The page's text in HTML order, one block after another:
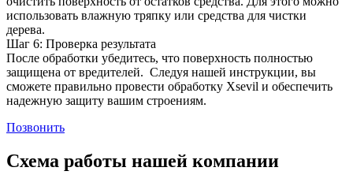
использовать влажную тряпку или средства для чистки
дерева.
Шаг 6: Проверка результата
После обработки убедитесь, что поверхность полностью
защищена от вредителей. Следуя нашей инструкции, вы
сможете правильно провести обработку Xsevil и обеспечить
надежную защиту вашим строениям.
Позвонить
Схема работы нашей компании